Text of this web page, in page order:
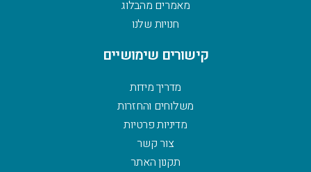
מאמרים מהבלוג
חנויות שלנו
קישורים שימושיים
מדריך מידות
משלוחים והחזרות
מדיניות פרטיות
צור קשר
תקנון האתר